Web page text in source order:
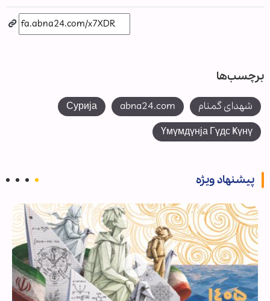
برچسب‌ها
شهدای گمنام abna24.com
Сурија
Үмүмдүнја Гүдс Ҝүнү
پیشنهاد ویژه